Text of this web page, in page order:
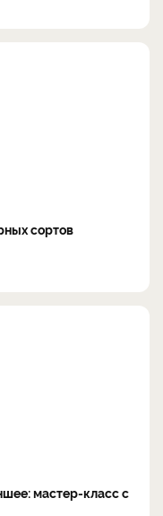
сортов
мастер-класс с